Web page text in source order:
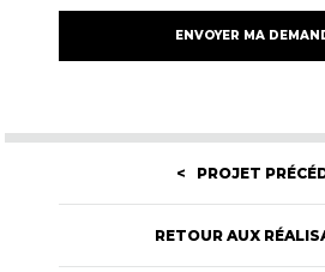
< PROJET
RETOUR AUX